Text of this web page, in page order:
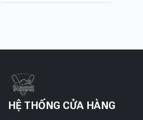
HỆ THỐNG CỬA HÀNG